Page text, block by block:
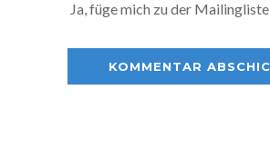
Ja, füge mich zu der